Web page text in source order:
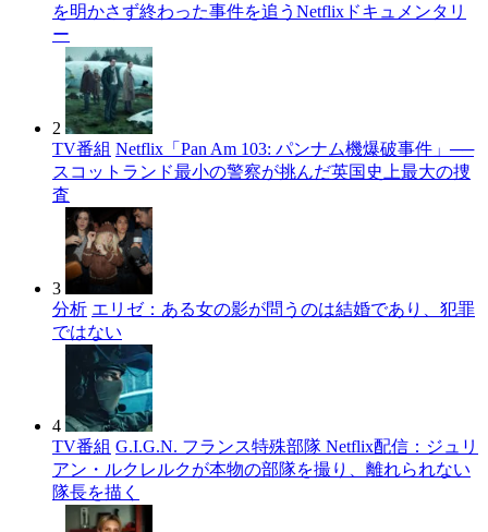
を明かさず終わった事件を追うNetflixドキュメンタリ
ー
2
TV番組 Netflix「Pan Am 103: パンナム機爆破事件」──
スコットランド最小の警察が挑んだ英国史上最大の捜
査
3
分析 エリゼ：ある女の影が問うのは結婚であり、犯罪
ではない
4
TV番組 G.I.G.N. フランス特殊部隊 Netflix配信：ジュリ
アン・ルクレルクが本物の部隊を撮り、離れられない
隊長を描く